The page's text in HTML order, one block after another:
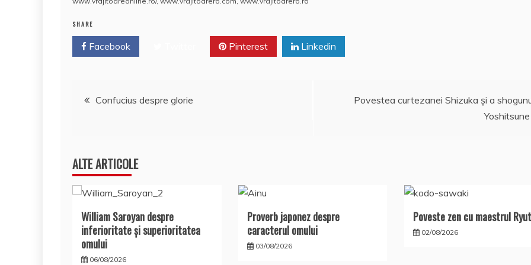
o
o
c
e
p
p
M
ai
a
z
SHARE
Facebook Pinterest Linkedin
Navigare
articole
Confucius despre glorie
Povestea curtezanei Shizuka şi a
Yoshitsune
ALTE ARTICOLE
William Saroyan despre
inferioritate şi superioritatea
omului
06/08/2026
Proverb japonez despre
caracterul omului
03/08/2026
Poveste zen cu maestrul
02/08/2026